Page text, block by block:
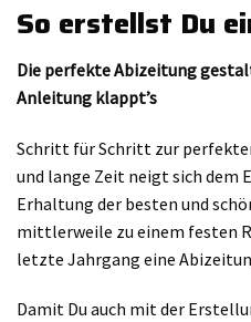
So erstellst Du
Die perfekte Abizeitung
Anleitung klappt’s
Schritt für Schritt zur
und lange Zeit neigt sich dem
Erhaltung der besten und
mittlerweile zu einem festen
letzte Jahrgang eine
Damit Du auch mit der